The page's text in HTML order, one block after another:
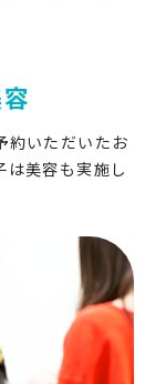
約いただいたお
は美容も実施し